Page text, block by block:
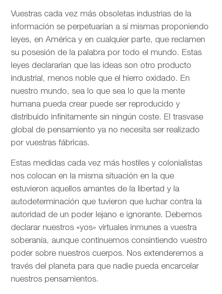
Vuestras cada vez más obsoletas industrias de la
información se perpetuarían a sí mismas proponiendo
leyes, en América y en cualquier parte, que reclamen
su posesión de la palabra por todo el mundo. Estas
leyes declararían que las ideas son otro producto
industrial, menos noble que el hierro oxidado. En
nuestro mundo, sea lo que sea lo que la mente
humana pueda crear puede ser reproducido y
distribuido infinitamente sin ningún coste. El trasvase
global de pensamiento ya no necesita ser realizado
por vuestras fábricas.
Estas medidas cada vez más hostiles y colonialistas
nos colocan en la misma situación en la que
estuvieron aquellos amantes de la libertad y la
autodeterminación que tuvieron que luchar contra la
autoridad de un poder lejano e ignorante. Debemos
declarar nuestros «yos» virtuales inmunes a vuestra
soberanía, aunque continuemos consintiendo vuestro
poder sobre nuestros cuerpos. Nos extenderemos a
través del planeta para que nadie pueda encarcelar
nuestros pensamientos.